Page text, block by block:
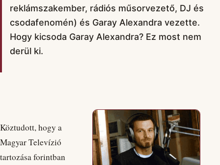
reklámszakember, rádiós műsorvezető, DJ és
csodafenomén) és Garay Alexandra vezette.
Hogy kicsoda Garay Alexandra? Ez most nem
derül ki.
Köztudott, hogy a
Magyar Televízió
tartozása forintban